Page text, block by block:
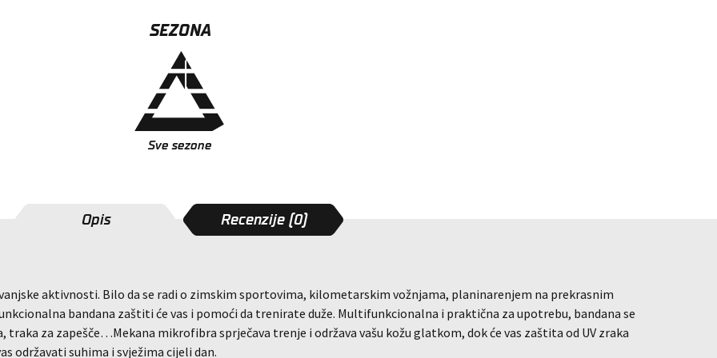
SEZONA
Sve sezone
Opis Recenzije (0)
aktivnosti. Bilo da se radi o zimskim sportovima, kilometarskim vožnjama, planinarenjem na prekrasnim
bandana zaštiti će vas i pomoći da trenirate duže. Multifunkcionalna i praktična za upotrebu, bandana se
za zapešče…Mekana mikrofibra sprječava trenje i održava vašu kožu glatkom, dok će vas zaštita od UV zraka
održavati suhima i svježima cijeli dan.